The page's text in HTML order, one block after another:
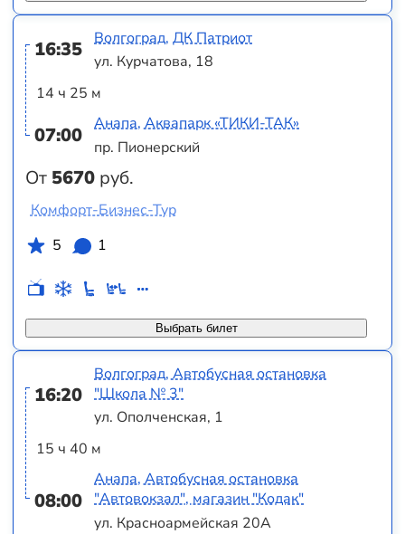
16:35
14 ч 25 м
07:00
От 5670 руб.
Волгоград, ДК Патриот
ул. Курчатова, 18
Анапа, Аквапарк «ТИКИ-ТАК»
пр. Пионерский
Выбрать билет
Комфорт-Бизнес-Тур
5
1
16:20
15 ч 40 м
08:00
Волгоград, Автобусная остановка
"Школа № 3"
ул. Ополченская, 1
Анапа, Автобусная остановка
"Автовокзал", магазин "Кодак"
ул. Красноармейская 20А